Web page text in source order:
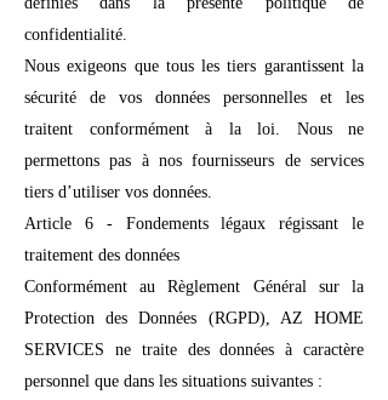
confidentialité.
Nous exigeons que tous les tiers garantissent la
sécurité de vos données personnelles et les
traitent conformément à la loi. Nous ne
permettons pas à nos fournisseurs de services
tiers d’utiliser vos données.
Article 6 - Fondements légaux régissant le
traitement des données
Conformément au Règlement Général sur la
Protection des Données (RGPD), AZ HOME
SERVICES ne traite des données à caractère
personnel que dans les situations suivantes :